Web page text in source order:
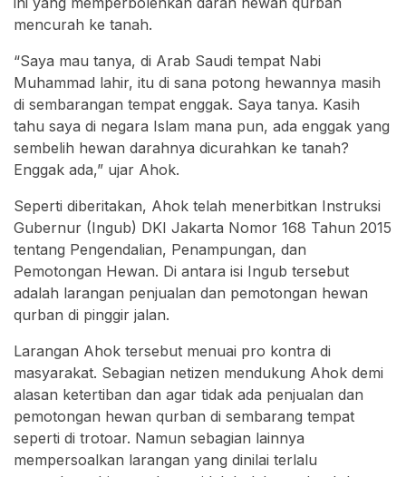
mencurah ke tanah.
“Saya mau tanya, di Arab Saudi tempat Nabi
Muhammad lahir, itu di sana potong hewannya masih
di sembarangan tempat enggak. Saya tanya. Kasih
tahu saya di negara Islam mana pun, ada enggak yang
sembelih hewan darahnya dicurahkan ke tanah?
Enggak ada,” ujar Ahok.
Seperti diberitakan, Ahok telah menerbitkan Instruksi
Gubernur (Ingub) DKI Jakarta Nomor 168 Tahun 2015
tentang Pengendalian, Penampungan, dan
Pemotongan Hewan. Di antara isi Ingub tersebut
adalah larangan penjualan dan pemotongan hewan
qurban di pinggir jalan.
Larangan Ahok tersebut menuai pro kontra di
masyarakat. Sebagian netizen mendukung Ahok demi
alasan ketertiban dan agar tidak ada penjualan dan
pemotongan hewan qurban di sembarang tempat
seperti di trotoar. Namun sebagian lainnya
mempersoalkan larangan yang dinilai terlalu